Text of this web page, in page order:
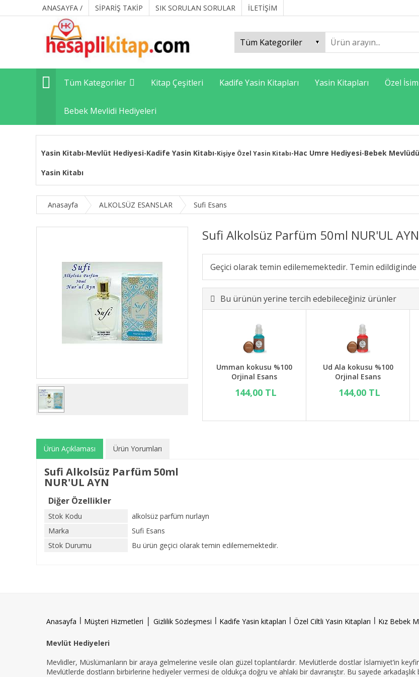
ANASAYFA / SİPARİŞ TAKİP SIK SORULAN SORULAR İLETİŞİM
Tüm Kategoriler Kitap Çeşitleri Kadife Yasin Kitapları Yasin Kitapları Özel
Bebek Mevlidi Hediyeleri
Yasin Kitabı-Mevlüt Hediyesi-Kadife Yasin Kitabı-Kişiye Özel Yasin Kitabı-Hac Umre Hediyesi-Bebek Mevlüdü
Yasin Kitabı
Anasayfa ALKOLSÜZ ESANSLAR Sufi Esans
Sufi Alkolsüz Parfüm 50ml NUR'UL AYN
Geçici olarak temin edilememektedir. Temin edildiginde
Bu ürünün yerine tercih edebileceğiniz ürünler
Umman kokusu %100
Orjinal Esans
144,00 TL
Ud Ala kokusu %100
Orjinal Esans
144,00 TL
Ürün Açıklaması Ürün Yorumları
Sufi Alkolsüz Parfüm 50ml
NUR'UL AYN
Diğer Özellikler
Stok Kodu
alkolsüz parfüm nurlayn
Marka
Sufi Esans
Stok Durumu
Bu ürün geçici olarak temin edilememektedir.
Anasayfa l Müşteri Hizmetleri | Gizlilik Sözleşmesi l Kadife Yasin kitapları l Özel Ciltli Yasin Kitapları l Kız Bebek
Mevlüt Hediyeleri
Mevlidler, Müslümanların bir araya gelmelerine vesile olan güzel toplantılardır. Mevlütlerde dostlar İslamiyet’in
Mevlütlerde dostların birbirlerine hediyeler vermesi de oldukça doğru ve ahlaki bir davranıştır. Bu sayede arkadaşlık